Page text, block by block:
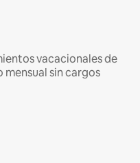
vacacionales de
sin cargos